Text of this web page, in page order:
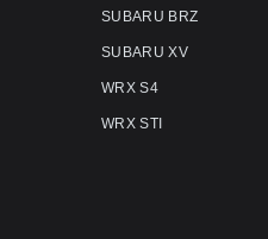
SUBARU BRZ
SUBARU XV
WRX S4
WRX STI